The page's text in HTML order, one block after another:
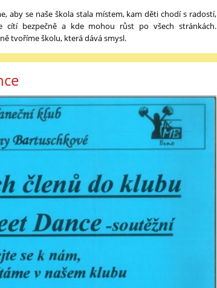
aby se naše škola stala místem, kam děti chodí s radostí,
cítí bezpečně a kde mohou růst po všech stránkách.
tvoříme školu, která dává smysl.